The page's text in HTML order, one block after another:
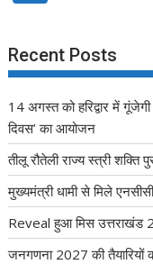
Recent Posts
14 अगस्त को हरिद्वार में गूंजेगी
दिवस’ का आयोजन
तीलू रौतेली राज्य स्त्री
मुख्यमंत्री धामी से मिले
Reveal हुआ मिस उत्तराखंड
जनगणना 2027 की तैयारियों